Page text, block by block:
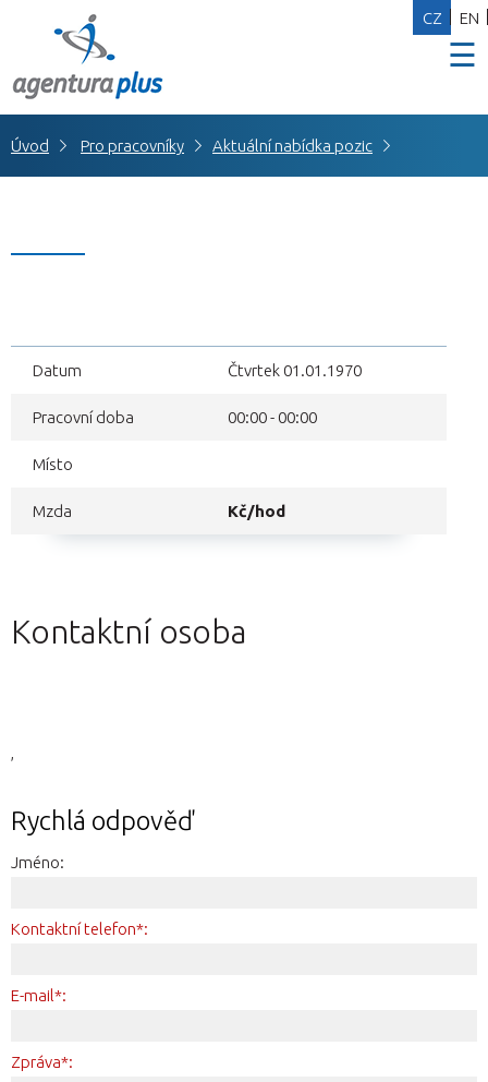
☰
CZ EN
Úvod Pro pracovníky Aktuální nabídka pozic
Datum Čtvrtek 01.01.1970
Pracovní doba 00:00 - 00:00
Místo
Mzda Kč/hod
Kontaktní osoba
Rychlá odpověď
Jméno:
Kontaktní telefon*:
E-mail*:
Zpráva*: